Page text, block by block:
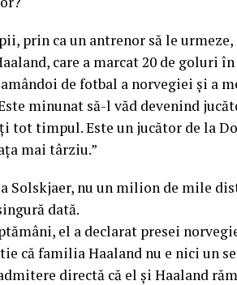
prin ca un antrenor să le
care a marcat 20 de goluri
de fotbal a norvegiei și a
minunat să-l văd devenind
tot timpul. Este un jucător de la
mai târziu.”
Solskjaer, nu un milion de mile
dată.
el a declarat presei
că familia Haaland nu e nici un
directă că el și Haaland